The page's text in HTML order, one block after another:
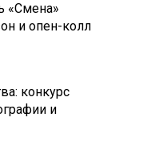
«Смена»
и опен-колл
конкурс
и